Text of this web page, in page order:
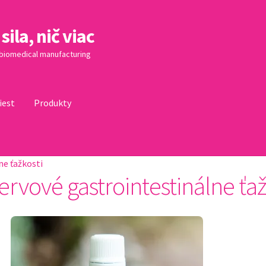
nič viac
biomedical manufacturing
Produkty
ťažkosti
gastrointestinálne